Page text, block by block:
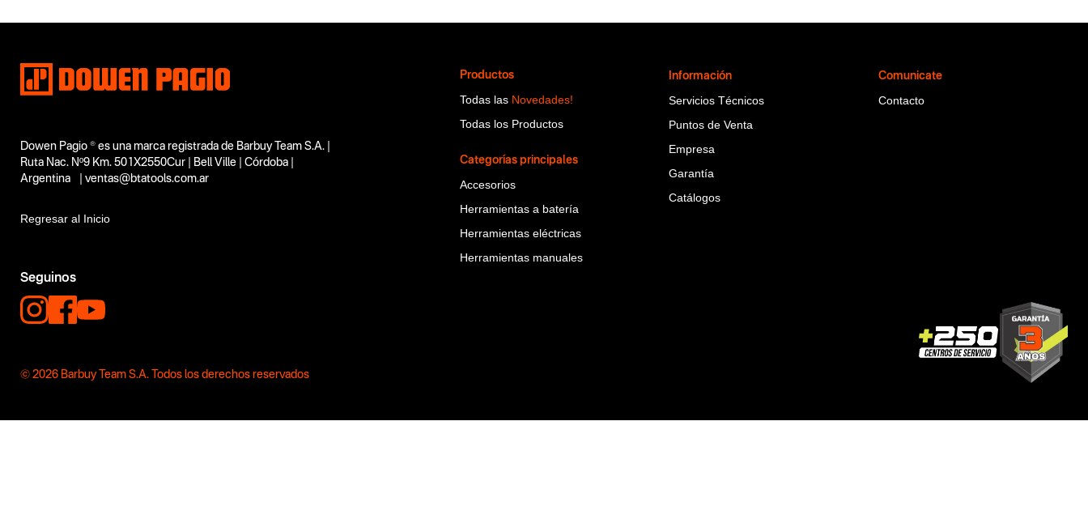
Dowen Pagio ® es una marca registrada de Barbuy Team S.A. |
Ruta Nac. Nº9 Km. 501X2550Cur | Bell Ville | Córdoba |
Argentina | ventas@btatools.com.ar
Regresar al Inicio
Seguinos
© 2026 Barbuy Team S.A. Todos los derechos reservados
Productos
Todas las Novedades!
Todas los Productos
Categorías principales
Accesorios
Herramientas a batería
Herramientas eléctricas
Herramientas manuales
Información
Servicios Técnicos
Puntos de Venta
Empresa
Garantía
Catálogos
Comunicate
Contacto